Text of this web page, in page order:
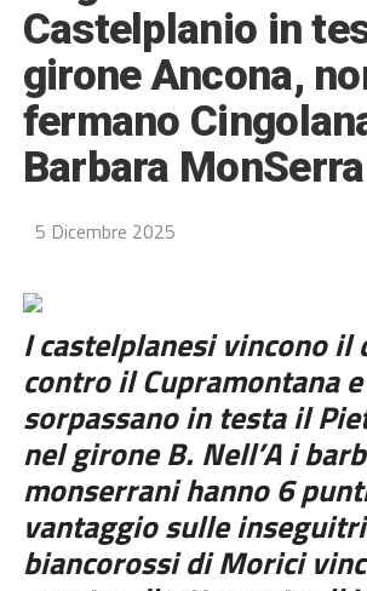
Castelplanio in
girone Ancona,
fermano
Barbara MonSerra
5 Dicembre 2025
I castelplanesi vincono il
contro il Cupramontana e
sorpassano in testa il
nel girone B. Nell’A i
monserrani hanno 6
vantaggio sulle
biancorossi di Morici